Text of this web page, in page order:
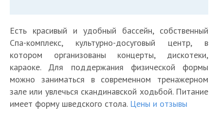
Есть красивый и удобный бассейн, собственный
Спа-комплекс, культурно-досуговый центр, в
котором организованы концерты, дискотеки,
караоке. Для поддержания физической формы
можно заниматься в современном тренажерном
зале или увлечься скандинавской ходьбой. Питание
имеет форму шведского стола. Цены и отзывы